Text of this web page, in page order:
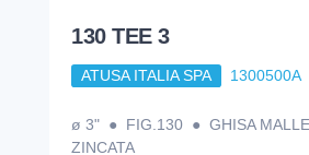
130 TEE 3
ATUSA ITALIA SPA 1300500A
ø 3" ● FIG.130 ● GHISA
ZINCATA